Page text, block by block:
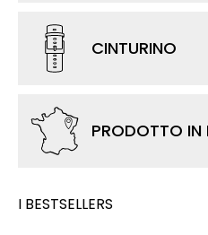
CINTURINO
PRODOTTO IN
I BESTSELLERS